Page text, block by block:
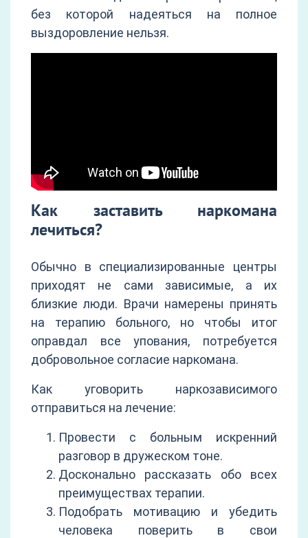
без которой надеяться на полное
выздоровление нельзя.
Как заставить наркомана
лечиться?
Обычно в специализированные центры
приходят не сами зависимые, а их
близкие люди. Врачи намерены принять
на терапию больного, но чтобы итог
оправдал все упования, потребуется
добровольное согласие наркомана.
Как уговорить наркозависимого
отправиться на лечение:
Провести с больным искренний
разговор в дружеском тоне.
Досконально рассказать обо всех
преимуществах терапии.
Подобрать мотивацию и убедить
человека поверить в свои